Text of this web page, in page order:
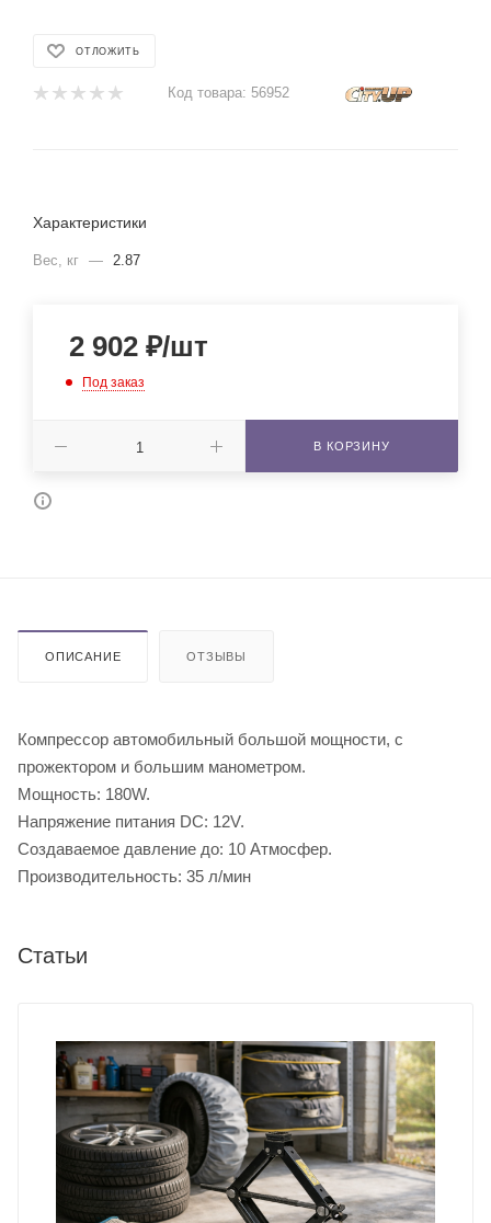
ОТЛОЖИТЬ
Код товара: 56952
Характеристики
Вес, кг — 2.87
2 902 ₽/шт
Под заказ
В КОРЗИНУ
ОПИСАНИЕ ОТЗЫВЫ
Компрессор автомобильный большой мощности, с
прожектором и большим манометром.
Мощность: 180W.
Напряжение питания DC: 12V.
Создаваемое давление до: 10 Атмосфер.
Производительность: 35 л/мин
Статьи